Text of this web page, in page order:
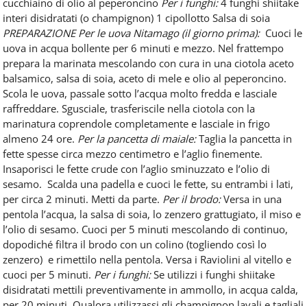
interi disidratati (o champignon) 1 cipollotto Salsa di soia
PREPARAZIONE Per le uova Nitamago (il giorno prima): Cuoci le
uova in acqua bollente per 6 minuti e mezzo. Nel frattempo
prepara la marinata mescolando con cura in una ciotola aceto
balsamico, salsa di soia, aceto di mele e olio al peperoncino.
Scola le uova, passale sotto l’acqua molto fredda e lasciale
raffreddare. Sgusciale, trasferiscile nella ciotola con la
marinatura coprendole completamente e lasciale in frigo
almeno 24 ore. Per la pancetta di maiale: Taglia la pancetta in
fette spesse circa mezzo centimetro e l’aglio finemente.
Insaporisci le fette crude con l’aglio sminuzzato e l’olio di
sesamo. Scalda una padella e cuoci le fette, su entrambi i lati,
per circa 2 minuti. Metti da parte. Per il brodo: Versa in una
pentola l’acqua, la salsa di soia, lo zenzero grattugiato, il miso e
l’olio di sesamo. Cuoci per 5 minuti mescolando di continuo,
dopodiché filtra il brodo con un colino (togliendo così lo
zenzero) e rimettilo nella pentola. Versa i Raviolini al vitello e
cuoci per 5 minuti. Per i funghi: Se utilizzi i funghi shiitake
disidratati mettili preventivamente in ammollo, in acqua calda,